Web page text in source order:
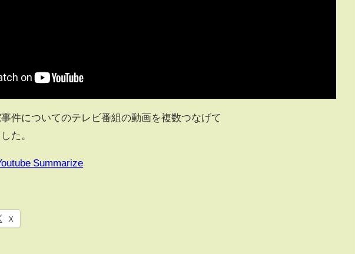
件についてのテレビ番組の動画を複数つなげて
た。
Summarize
X